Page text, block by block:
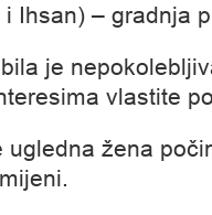
Ihsan) – gradnja
je
vlastite
ugledna žena